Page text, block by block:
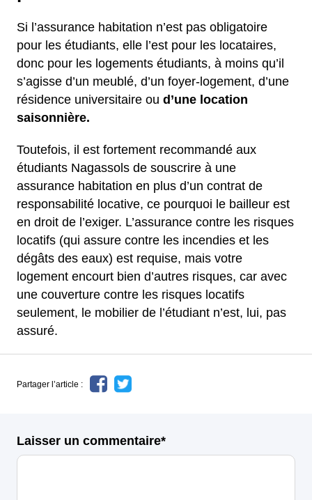
Si l’assurance habitation n’est pas obligatoire
pour les étudiants, elle l’est pour les locataires,
donc pour les logements étudiants, à moins qu’il
s’agisse d’un meublé, d’un foyer-logement, d’une
résidence universitaire ou d’une location
saisonnière.
Toutefois, il est fortement recommandé aux
étudiants Nagassols de souscrire à une
assurance habitation en plus d’un contrat de
responsabilité locative, ce pourquoi le bailleur est
en droit de l’exiger. L’assurance contre les risques
locatifs (qui assure contre les incendies et les
dégâts des eaux) est requise, mais votre
logement encourt bien d’autres risques, car avec
une couverture contre les risques locatifs
seulement, le mobilier de l’étudiant n’est, lui, pas
assuré.
Partager l’article :
Laisser un commentaire*